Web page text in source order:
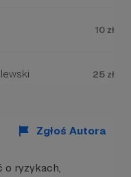
10 zł
25 zł
Zgłoś Autora
ryzykach,